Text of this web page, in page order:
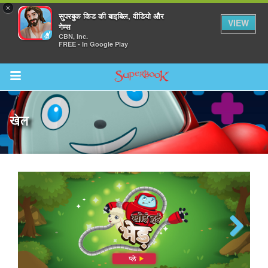
×
सुपरबुक किड की बाइबिल, वीडियो और
गेम्स
CBN, Inc.
FREE - In Google Play
VIEW
Return to Content
खेल
Previous Next
महान मछली